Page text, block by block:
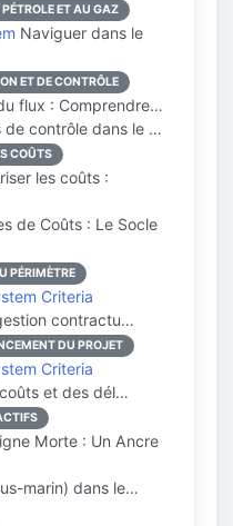
ET AU GAZ
Naviguer dans le
ET DE CONTRÔLE
flux : Comprendre…
de contrôle dans le …
COÛTS
les coûts :
de Coûts : Le Socle
PÉRIMÈTRE
Criteria
contractu…
DU PROJET
Criteria
et des dél…
Morte : Un Ancre
marin) dans le…